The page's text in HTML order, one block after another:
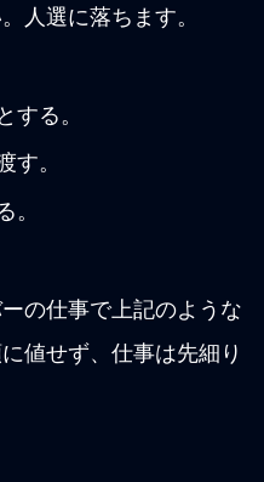
人選に落ちます。
する。
す。
。
の仕事で上記のような
値せず、仕事は先細り